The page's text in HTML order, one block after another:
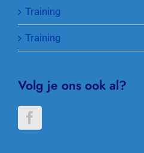
Training
Training
Volg je ons ook al?